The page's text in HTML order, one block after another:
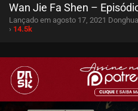
Wan Jie Fa Shen –
Lançado em agosto 17, 2021
› 14.5k